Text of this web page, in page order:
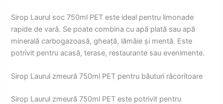
Sirop Laurul soc 750ml PET este ideal pentru limonade
rapide de vară. Se poate combina cu apă plată sau apă
minerală carbogazoasă, gheață, lămâie și mentă. Este
potrivit pentru acasă, terase, restaurante sau evenimente.
Sirop Laurul zmeură 750ml PET pentru băuturi răcoritoare
Sirop Laurul zmeură 750ml PET este potrivit pentru